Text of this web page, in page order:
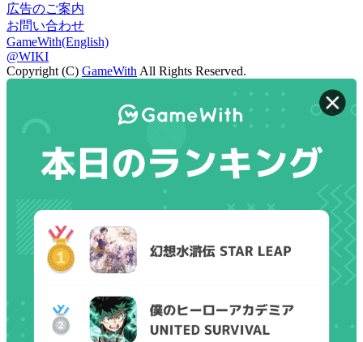
広告のご案内
お問い合わせ
GameWith(English)
@WIKI
Copyright (C) GameWith All Rights Reserved.